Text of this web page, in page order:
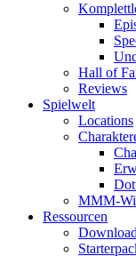
Hall of
Reviews
Spielwelt
Locations
MMM-
Ressourcen